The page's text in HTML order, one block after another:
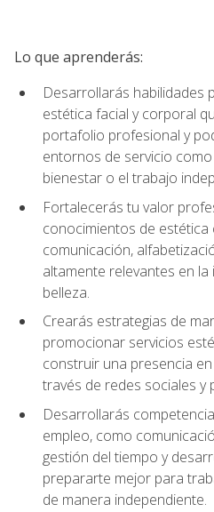
Lo que aprenderás:
Desarrollarás habilidades
estética facial y corporal
portafolio profesional y
entornos de servicio
bienestar o el trabajo
Fortalecerás tu valor
conocimientos de
comunicación,
altamente relevantes en
belleza.
Crearás estrategias de
promocionar servicios
construir una presencia
través de redes sociales y
Desarrollarás
empleo, como
gestión del tiempo y
prepararte mejor para
de manera independiente.